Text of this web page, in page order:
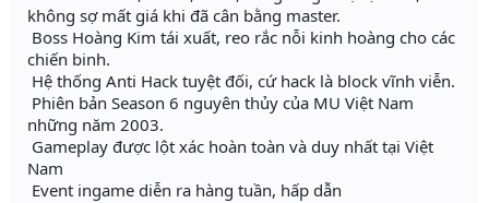
không sợ mất giá khi đã cân bằng master.
Boss Hoàng Kim tái xuất, reo rắc nỗi kinh hoàng cho các
chiến binh.
Hệ thống Anti Hack tuyệt đối, cứ hack là block vĩnh viễn.
Phiên bản Season 6 nguyên thủy của MU Việt Nam
những năm 2003.
Gameplay được lột xác hoàn toàn và duy nhất tại Việt
Nam
Event ingame diễn ra hàng tuần, hấp dẫn